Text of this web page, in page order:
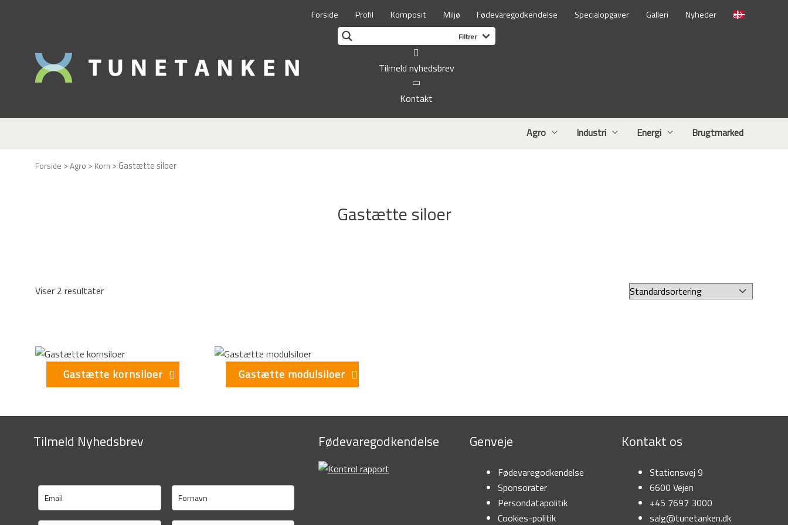
Forside Profil Komposit Miljø Fødevaregodkendelse Specialopgaver Galleri Nyheder
Tilmeld nyhedsbrev
Kontakt
Agro Industri Energi Brugtmarked
Forside > Agro > Korn > Gastætte siloer
Gastætte siloer
Viser 2 resultater
Gastætte kornsiloer Gastætte modulsiloer
Tilmeld Nyhedsbrev Fødevaregodkendelse Genveje
Fødevaregodkendelse
Sponsorater
Persondatapolitik
Cookies-politik
Kontakt os
Stationsvej 9
6600 Vejen
+45 7697 3000
salg@tunetanken.dk